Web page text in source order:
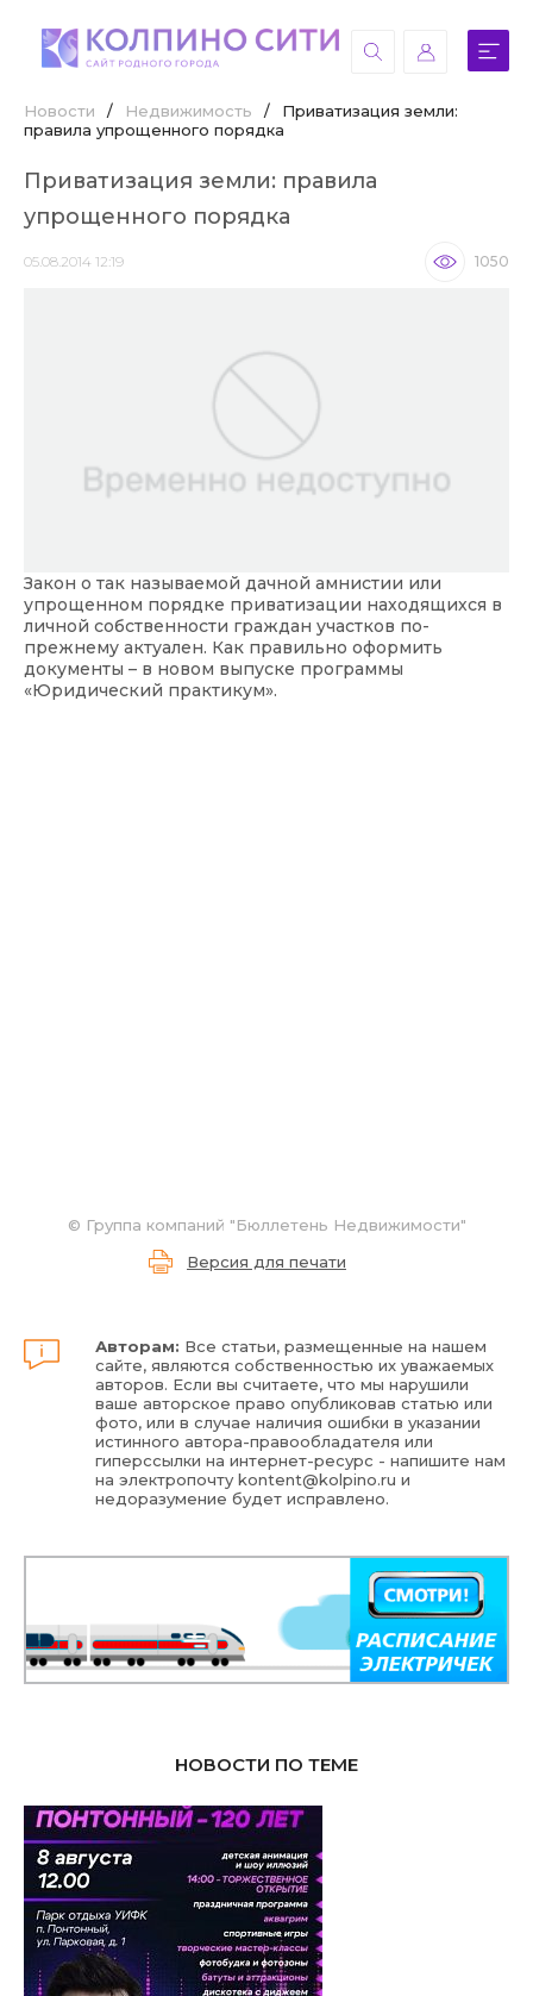
Новости / Недвижимость /
Приватизация земли:
правила упрощенного порядка
Приватизация земли: правила
упрощенного порядка
05.08.2014 12:19 1050
Закон о так называемой дачной амнистии или
упрощенном порядке приватизации находящихся в
личной собственности граждан участков по-
прежнему актуален. Как правильно оформить
документы – в новом выпуске программы
«Юридический практикум».
© Группа компаний "Бюллетень Недвижимости"
Версия для печати
Авторам: Все статьи, размещенные на нашем
сайте, являются собственностью их уважаемых
авторов. Если вы считаете, что мы нарушили
ваше авторское право опубликовав статью или
фото, или в случае наличия ошибки в указании
истинного автора-правообладателя или
гиперссылки на интернет-ресурс - напишите нам
на электропочтуkontent@kolpino.ru и
недоразумение будет исправлено.
НОВОСТИ ПО ТЕМЕ